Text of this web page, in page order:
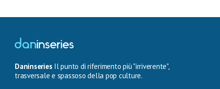
Daninseries Il punto di riferimento più "irriverente",
trasversale e spassoso della pop culture.